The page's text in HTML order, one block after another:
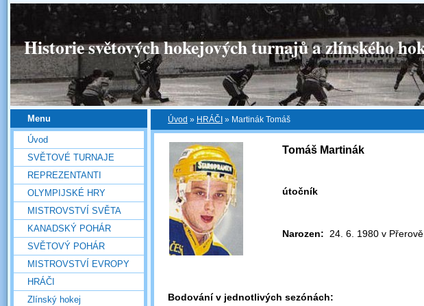
Historie světových hokejových turnajů a zlínského
Úvod » HRÁČI » Martinák Tomáš
Tomáš Martinák
útočník
Narozen: 24. 6. 1980 v Přerově
Bodování v jednotlivých sezónách:
Menu
Úvod
SVĚTOVÉ TURNAJE
REPREZENTANTI
OLYMPIJSKÉ HRY
MISTROVSTVÍ SVĚTA
KANADSKÝ POHÁR
SVĚTOVÝ POHÁR
MISTROVSTVÍ EVROPY
HRÁČI
Zlínský hokej